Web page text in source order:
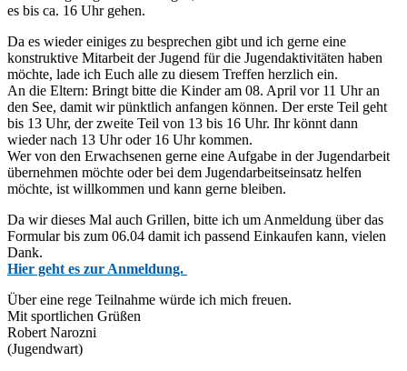
es bis ca. 16 Uhr gehen.
Da es wieder einiges zu besprechen gibt und ich gerne eine
konstruktive Mitarbeit der Jugend für die Jugendaktivitäten haben
möchte, lade ich Euch alle zu diesem Treffen herzlich ein.
An die Eltern: Bringt bitte die Kinder am 08. April vor 11 Uhr an
den See, damit wir pünktlich anfangen können. Der erste Teil geht
bis 13 Uhr, der zweite Teil von 13 bis 16 Uhr. Ihr könnt dann
wieder nach 13 Uhr oder 16 Uhr kommen.
Wer von den Erwachsenen gerne eine Aufgabe in der Jugendarbeit
übernehmen möchte oder bei dem Jugendarbeitseinsatz helfen
möchte, ist willkommen und kann gerne bleiben.
Da wir dieses Mal auch Grillen, bitte ich um Anmeldung über das
Formular bis zum 06.04 damit ich passend Einkaufen kann, vielen
Dank.
Hier geht es zur Anmeldung.
Über eine rege Teilnahme würde ich mich freuen.
Mit sportlichen Grüßen
Robert Narozni
(Jugendwart)